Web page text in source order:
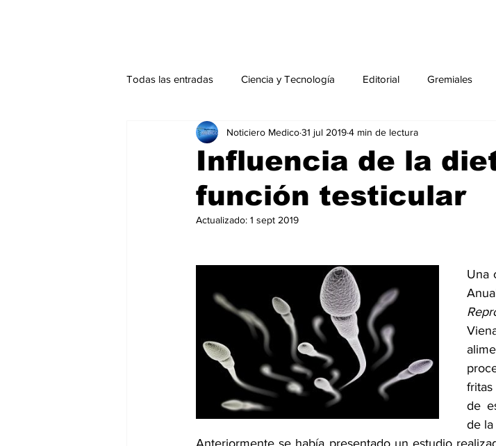
Todas las entradas Ciencia y Tecnología Editorial Gremiales
Actualidad Salud Mental Agenda Sección especial
Endocrinología Actualidad especial Ciencia y Tecnología especial
Especiales especial Perfiles especial Publicaciones especial
dia mundial de la hipertension
Influencia de la
función testicular
Noticiero Medico31 jul 20194 min de lectura
Actualizado: 1 sept 2019
Una
de
de la
Anteriormente se había presentado un estudio